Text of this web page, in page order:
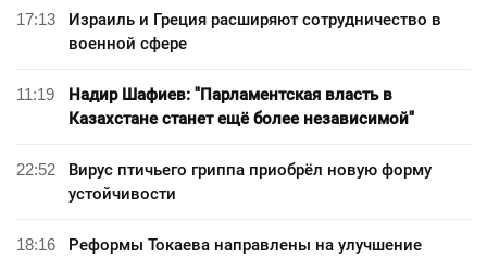
17:13
Израиль и Греция расширяют сотрудничество в
военной сфере
11:19
Надир Шафиев: "Парламентская власть в
Казахстане станет ещё более независимой"
22:52
Вирус птичьего гриппа приобрёл новую форму
устойчивости
18:16
Реформы Токаева направлены на улучшение